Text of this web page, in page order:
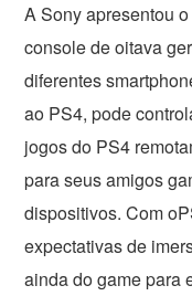
A Sony apresentou
console de oitava
diferentes
ao PS4, pode
jogos do PS4
para seus amigos
dispositivos. Com
expectativas de
ainda do game para